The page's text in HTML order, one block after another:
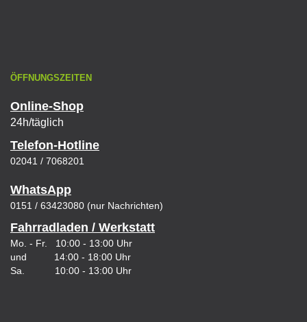
ÖFFNUNGSZEITEN
Online-Shop
24h/täglich
Telefon-Hotline
02041 / 7068201
WhatsApp
0151 / 63423080 (nur Nachrichten)
Fahrradladen / Werkstatt
Mo. - Fr. 10:00 - 13:00 Uhr
und 14:00 - 18:00 Uhr
Sa. 10:00 - 13:00 Uhr